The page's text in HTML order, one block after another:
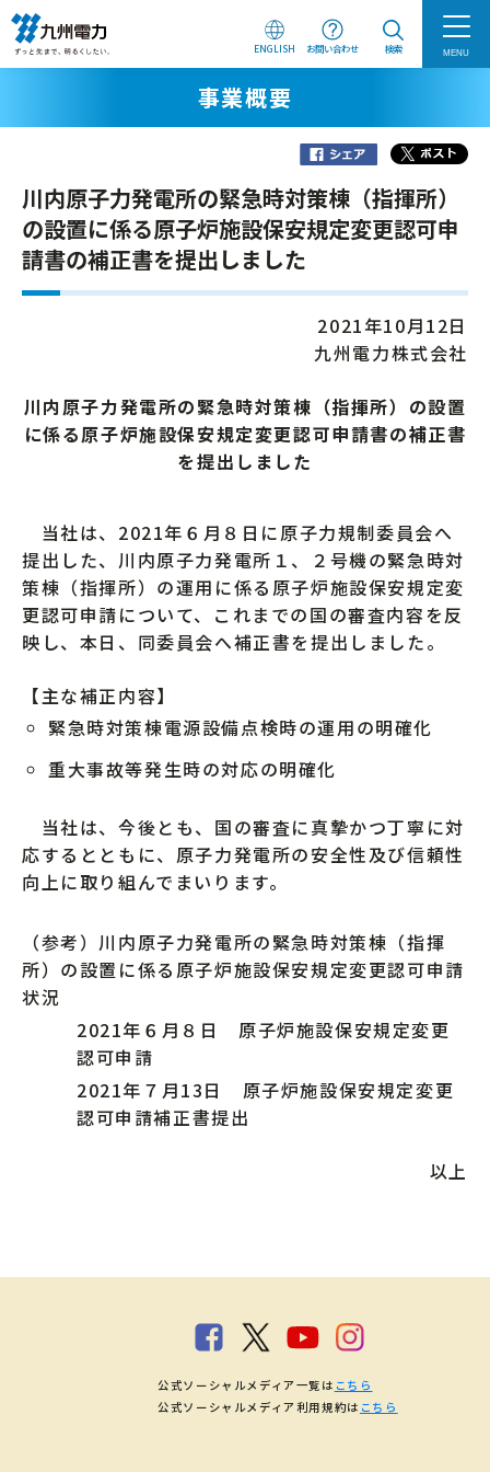
ENGLISH お問い合わせ 検索 MENU
事業概要
川内原子力発電所の緊急時対策棟（指揮所）
の設置に係る原子炉施設保安規定変更認可申
請書の補正書を提出しました
2021年10月12日
九州電力株式会社
川内原子力発電所の緊急時対策棟（指揮所）の設置
に係る原子炉施設保安規定変更認可申請書の補正書
を提出しました
当社は、2021年６月８日に原子力規制委員会へ
提出した、川内原子力発電所１、２号機の緊急時対
策棟（指揮所）の運用に係る原子炉施設保安規定変
更認可申請について、これまでの国の審査内容を反
映し、本日、同委員会へ補正書を提出しました。
【主な補正内容】
緊急時対策棟電源設備点検時の運用の明確化
重大事故等発生時の対応の明確化
当社は、今後とも、国の審査に真摯かつ丁寧に対
応するとともに、原子力発電所の安全性及び信頼性
向上に取り組んでまいります。
（参考）川内原子力発電所の緊急時対策棟（指揮
所）の設置に係る原子炉施設保安規定変更認可申請
状況
2021年６月８日 原子炉施設保安規定変更
認可申請
2021年７月13日 原子炉施設保安規定変更
認可申請補正書提出
以上
公式ソーシャルメディア一覧は こちら
公式ソーシャルメディア利用規約は こちら